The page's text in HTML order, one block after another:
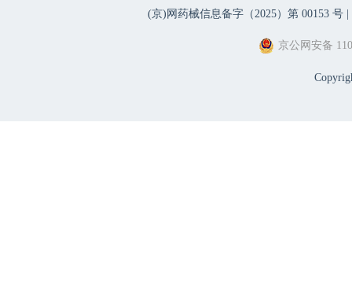
(京)网药械信息备字（2025）第 00153 号 |
京公网安备